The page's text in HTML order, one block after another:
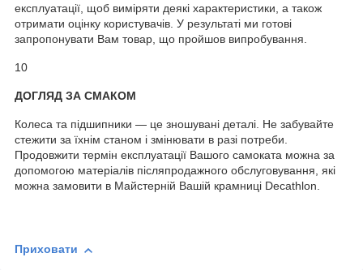
експлуатації, щоб виміряти деякі характеристики, а також
отримати оцінку користувачів. У результаті ми готові
запропонувати Вам товар, що пройшов випробування.
10
ДОГЛЯД ЗА СМАКОМ
Колеса та підшипники — це зношувані деталі. Не забувайте
стежити за їхнім станом і змінювати в разі потреби.
Продовжити термін експлуатації Вашого самоката можна за
допомогою матеріалів післяпродажного обслуговування, які
можна замовити в Майстерній Вашій крамниці Decathlon.
Приховати